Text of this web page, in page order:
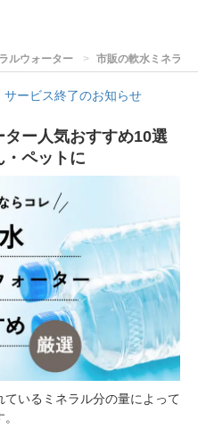
ルウォーター 市販の軟水ミネラル
サービス終了のお知らせ
ー人気おすすめ10選
・ペットに
いるミネラル分の量によって